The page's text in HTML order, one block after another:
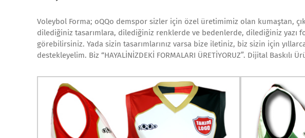
Voleybol Forma; oQQo demspor sizler için özel üretimimiz olan kumaştan,
dilediğiniz tasarımlara, dilediğiniz renklerde ve bedenlerde, dilediğiniz yazı
görebilirsiniz. Yada sizin tasarımlarınız varsa bize iletiniz, biz sizin için
destekleyelim. Biz “HAYALİNİZDEKİ FORMALARI ÜRETİYORUZ”. Dijital